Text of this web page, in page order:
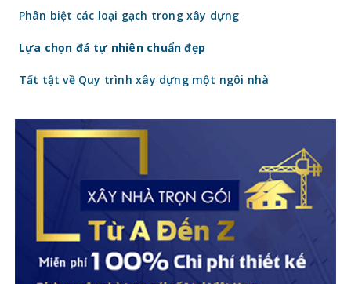
Phân biệt các loại gạch trong xây dựng
Lựa chọn đá tự nhiên chuẩn đẹp
Tất tật về Quy trình xây dựng một ngôi nhà